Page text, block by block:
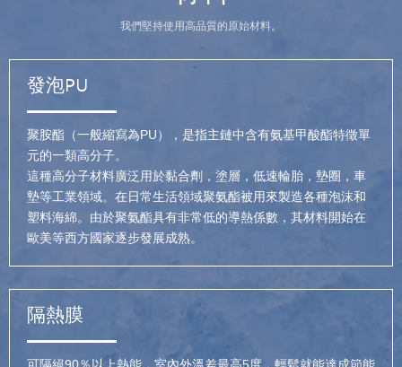
我們堅持使用高品質的原始材料。
發泡PU
聚胺酯（一般縮寫為PU），是指主鏈中含有氨基甲酸酯特徵單
元的一類高分子。
這種高分子材料廣泛用於黏合劑，塗層，低速輪胎，墊圈，車
墊等工業領域。在日常生活領域聚氨酯被用來製造各種泡沫和
塑料海綿。由於聚氨酯具有非常低的導熱係數，其材料開始在
歐美等西方國家逐步發展成熟。
隔熱膜